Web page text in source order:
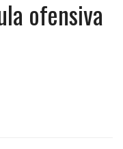
ofensiva